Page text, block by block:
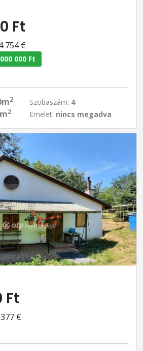
Ft
754 €
000 Ft
2
2
Szobaszám: 4
Emelet: nincs megadva
Ft
€